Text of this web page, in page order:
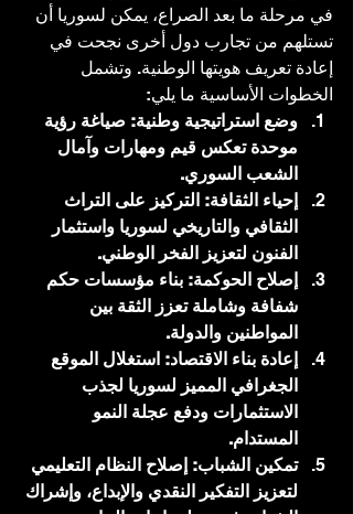
في مرحلة ما بعد الصراع، يمكن لسوريا أن
تستلهم من تجارب دول أخرى نجحت في
إعادة تعريف هويتها الوطنية. وتشمل
الخطوات الأساسية ما يلي:
وضع استراتيجية وطنية: صياغة رؤية
موحدة تعكس قيم ومهارات وآمال
الشعب السوري.
إحياء الثقافة: التركيز على التراث
الثقافي والتاريخي لسوريا واستثمار
الفنون لتعزيز الفخر الوطني.
إصلاح الحوكمة: بناء مؤسسات حكم
شفافة وشاملة تعزز الثقة بين
المواطنين والدولة.
إعادة بناء الاقتصاد: استغلال الموقع
الجغرافي المميز لسوريا لجذب
الاستثمارات ودفع عجلة النمو
المستدام.
تمكين الشباب: إصلاح النظام التعليمي
لتعزيز التفكير النقدي والإبداع، وإشراك